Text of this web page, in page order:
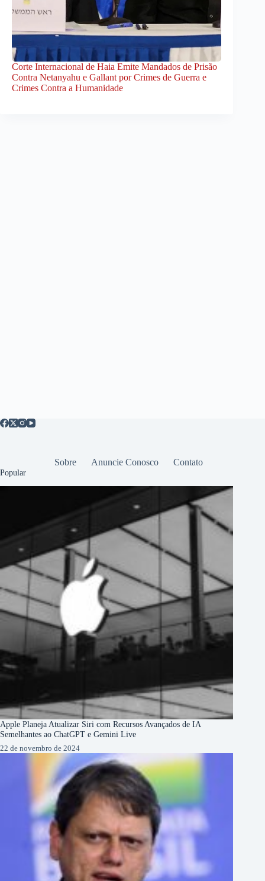
Corte Internacional de Haia Emite Mandados de Prisão
Contra Netanyahu e Gallant por Crimes de Guerra e
Crimes Contra a Humanidade
Sobre Anuncie Conosco Contato
Popular
Apple Planeja Atualizar Siri com Recursos Avançados de IA
Semelhantes ao ChatGPT e Gemini Live
22 de novembro de 2024